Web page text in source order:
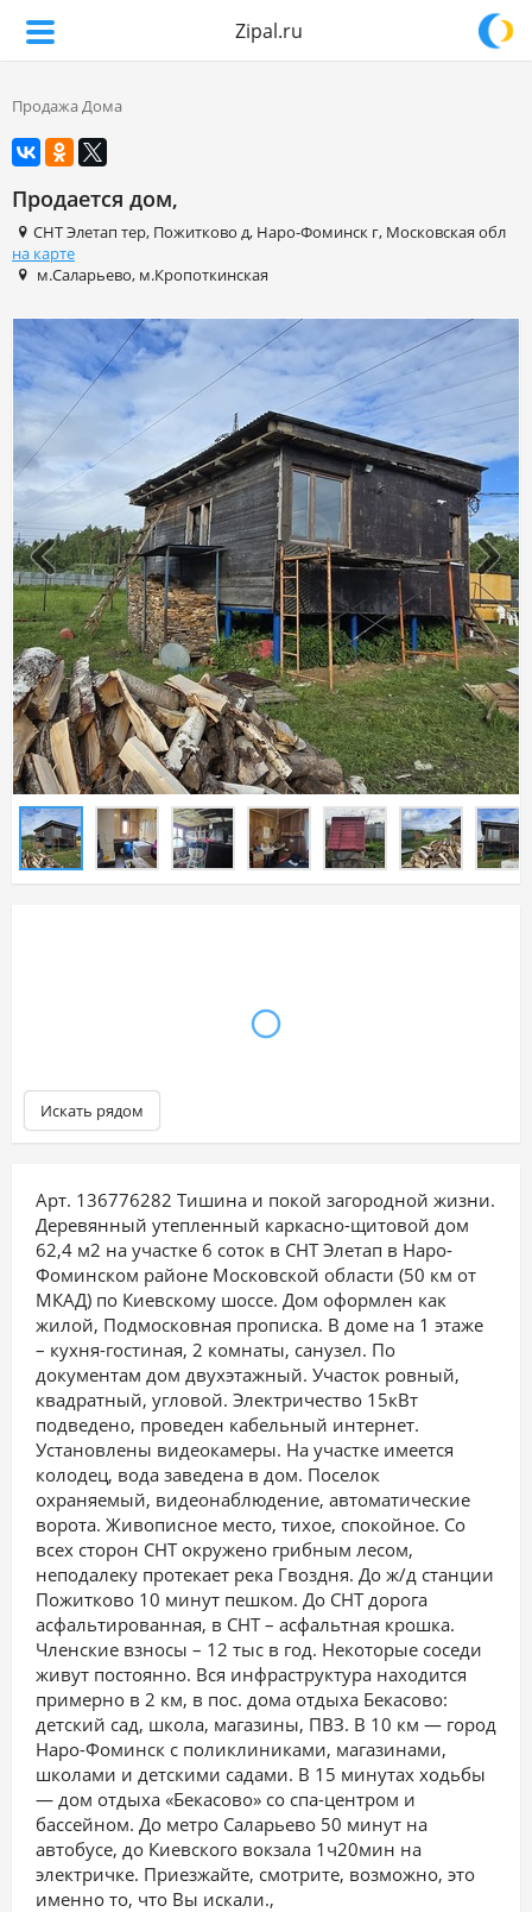
Zipal.ru
Продажа Дома
Продается дом,
СНТ Элетап тер, Пожитково д, Наро-Фоминск г, Московская обл
на карте
м.Саларьево, м.Кропоткинская
Искать рядом
Арт. 136776282 Тишина и покой загородной жизни.
Деревянный утепленный каркасно-щитовой дом
62,4 м2 на участке 6 соток в СНТ Элетап в Наро-
Фоминском районе Московской области (50 км от
МКАД) по Киевскому шоссе. Дом оформлен как
жилой, Подмосковная прописка. В доме на 1 этаже
– кухня-гостиная, 2 комнаты, санузел. По
документам дом двухэтажный. Участок ровный,
квадратный, угловой. Электричество 15кВт
подведено, проведен кабельный интернет.
Установлены видеокамеры. На участке имеется
колодец, вода заведена в дом. Поселок
охраняемый, видеонаблюдение, автоматические
ворота. Живописное место, тихое, спокойное. Со
всех сторон СНТ окружено грибным лесом,
неподалеку протекает река Гвоздня. До ж/д станции
Пожитково 10 минут пешком. До СНТ дорога
асфальтированная, в СНТ – асфальтная крошка.
Членские взносы – 12 тыс в год. Некоторые соседи
живут постоянно. Вся инфраструктура находится
примерно в 2 км, в пос. дома отдыха Бекасово:
детский сад, школа, магазины, ПВЗ. В 10 км — город
Наро-Фоминск с поликлиниками, магазинами,
школами и детскими садами. В 15 минутах ходьбы
— дом отдыха «Бекасово» со спа-центром и
бассейном. До метро Саларьево 50 минут на
автобусе, до Киевского вокзала 1ч20мин на
электричке. Приезжайте, смотрите, возможно, это
именно то, что Вы искали.,